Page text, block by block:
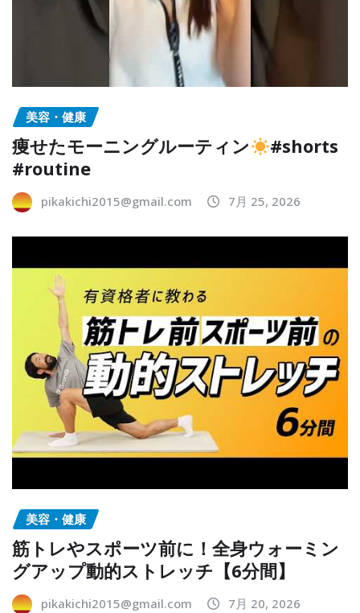
美容・健康
痩せたモーニングルーティン
#shorts
#routine
pikakichi2015@gmail.com 7月 25, 2026
美容・健康
筋トレやスポーツ前に！全身ウォーミン
グアップ動的ストレッチ【6分間】
pikakichi2015@gmail.com 7月 20, 2026